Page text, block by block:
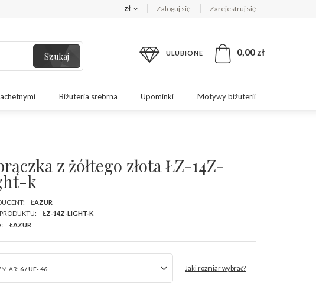
zł Zaloguj się Zarejestruj się
Szukaj ULUBIONE 0,00 zł
Biżuteria srebrna Upominki Motywy biżuterii
z żółtego złota ŁZ-14Z-
k
ŁAZUR
ŁZ-14Z-LIGHT-K
ŁAZUR
6 / UE- 46 Jaki rozmiar wybrać?